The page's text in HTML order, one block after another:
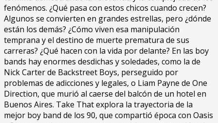
fenómenos. ¿Qué pasa con estos chicos cuando crecen?
Algunos se convierten en grandes estrellas, pero ¿dónde
están los demás? ¿Cómo viven esa manipulación
temprana y el destino de muerte prematura de sus
carreras? ¿Qué hacen con la vida por delante? En las boy
bands hay enormes desdichas y soledades, como la de
Nick Carter de Backstreet Boys, perseguido por
problemas de adicciones y legales, o Liam Payne de One
Direction, que murió al caerse del balcón de un hotel en
Buenos Aires. Take That explora la trayectoria de la
mejor boy band de los 90, que compartió época con Oasis